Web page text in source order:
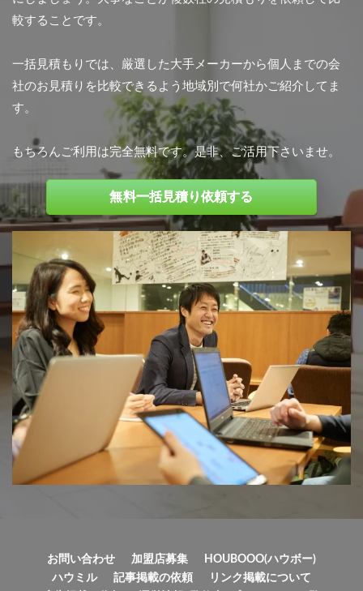
較することです。
一括見積もりでは、厳選した大手メーカーから個人までの会
社のお見積りを比較できるよう地域別で何社かご紹介してま
す。
もちろんご利用は完全無料です。是非、ご活用下さいませ。
無料一括見積り依頼する
お問い合わせ 加盟店募集
HOUBOOO(ハウボー)
ハウミル
記事掲載の依頼 リンク掲載について